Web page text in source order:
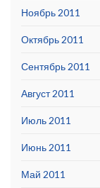
Ноябрь 2011
Октябрь 2011
Сентябрь 2011
Август 2011
Июль 2011
Июнь 2011
Май 2011